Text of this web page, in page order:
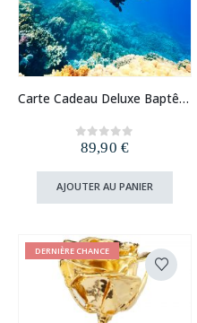
Carte Cadeau Deluxe Baptême de Plongée
0out of 5
89,90 €
AJOUTER AU PANIER
DERNIÈRE CHANCE